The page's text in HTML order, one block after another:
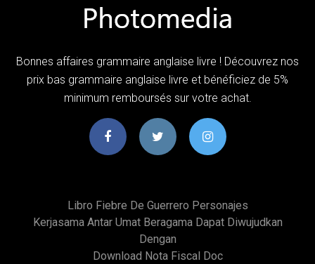
Bonnes affaires grammaire anglaise livre ! Découvrez nos
prix bas grammaire anglaise livre et bénéficiez de 5%
minimum remboursés sur votre achat.
Libro Fiebre De Guerrero Personajes
Kerjasama Antar Umat Beragama Dapat Diwujudkan
Dengan
Download Nota Fiscal Doc